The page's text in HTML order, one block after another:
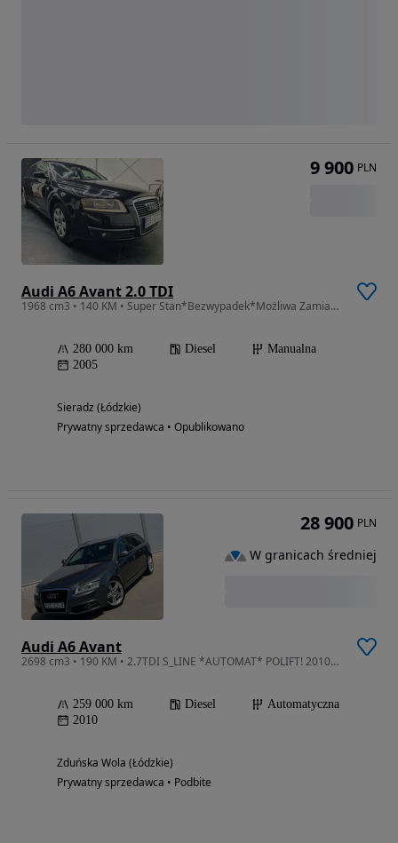
Audi A6 Avant 2.0 TDI
1968 cm3 • 140 KM • Super Stan*Bezwypadek*Możliwa Zamiana*UDOKUMENTOWANY PRZEBIEG
280 000 km Diesel
Manualna
2005
Sieradz (Łódzkie)
Prywatny sprzedawca • Opublikowano
9 900 PLN
Audi A6 Avant
2698 cm3 • 190 KM • 2.7TDI S_LINE *AUTOMAT* POLIFT! 2010Rok Oferta prywatna! Zobacz Sam
259 000 km Diesel
Automatyczna
2010
Zduńska Wola (Łódzkie)
Prywatny sprzedawca • Podbite
28 900 PLN
W granicach średniej